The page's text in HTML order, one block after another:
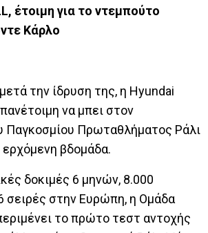
, έτοιμη για το ντεμπούτο
Κάρλο
την ίδρυση της, η Hyundai
να μπει στον
Παγκοσμίου Πρωταθλήματος Ράλι
ερχόμενη βδομάδα.
δοκιμές 6 μηνών, 8.000
σειρές στην Ευρώπη, η Ομάδα
το πρώτο τεστ αντοχής